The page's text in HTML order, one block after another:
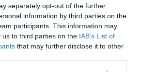
separately opt-out of the further
information by third parties on the
participants. This information may
us to third parties on the IAB’s List of
that may further disclose it to other
de soleil et son climat
région offre un cadre idéal pour la
Les cépages rouges
que lekadarka, leportugieseret le
naissance à des vins riches et